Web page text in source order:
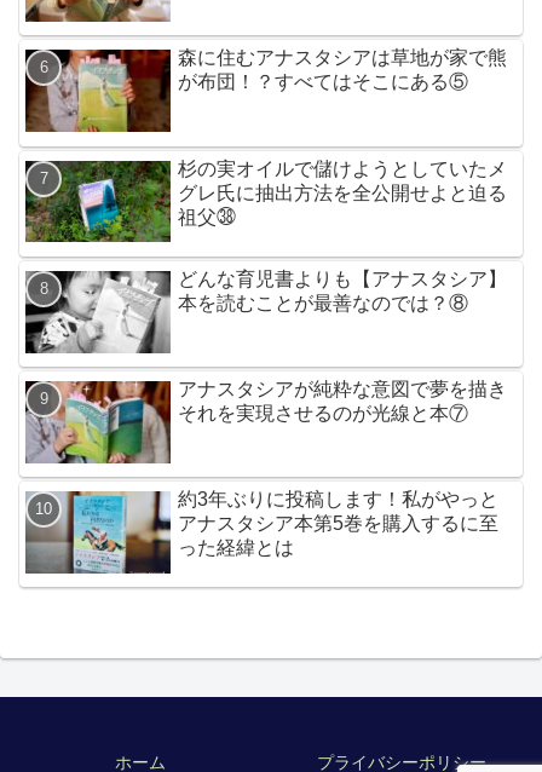
森に住むアナスタシアは草地が家で熊
が布団！？すべてはそこにある⑤
杉の実オイルで儲けようとしていたメ
グレ氏に抽出方法を全公開せよと迫る
祖父㊳
どんな育児書よりも【アナスタシア】
本を読むことが最善なのでは？⑧
アナスタシアが純粋な意図で夢を描き
それを実現させるのが光線と本⑦
約3年ぶりに投稿します！私がやっと
アナスタシア本第5巻を購入するに至
った経緯とは
ホーム プライバシーポリシー